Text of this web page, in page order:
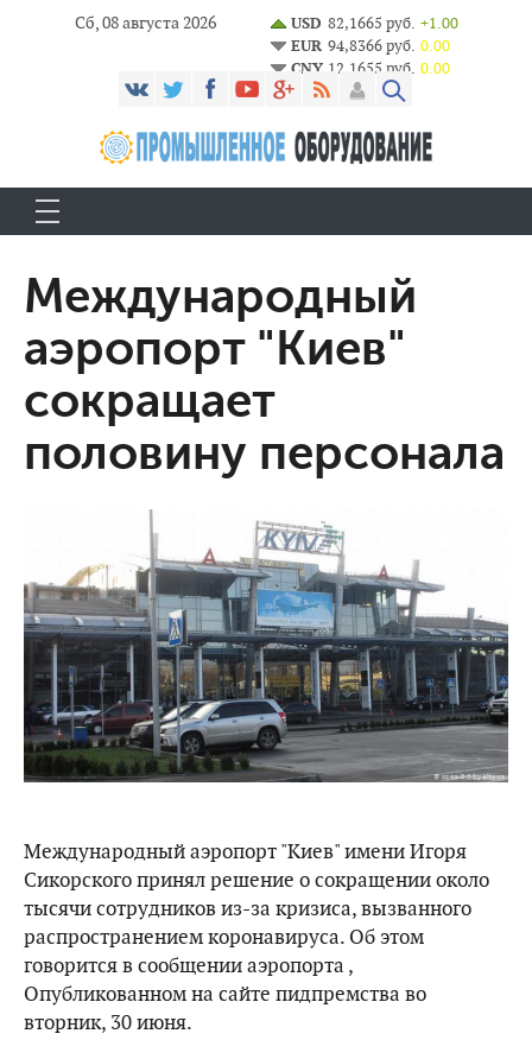
Сб, 08 августа 2026 USD 82,1665 руб. +1.00
EUR 94,8366 руб. 0.00
CNY 12,1655 руб. 0.00
Международный
аэропорт "Киев"
сокращает
половину персонала
Международный аэропорт "Киев" имени Игоря
Сикорского принял решение о сокращении около
тысячи сотрудников из-за кризиса, вызванного
распространением коронавируса. Об этом
говорится в сообщении аэропорта ,
Опубликованном на сайте пидпремства во
вторник, 30 июня.